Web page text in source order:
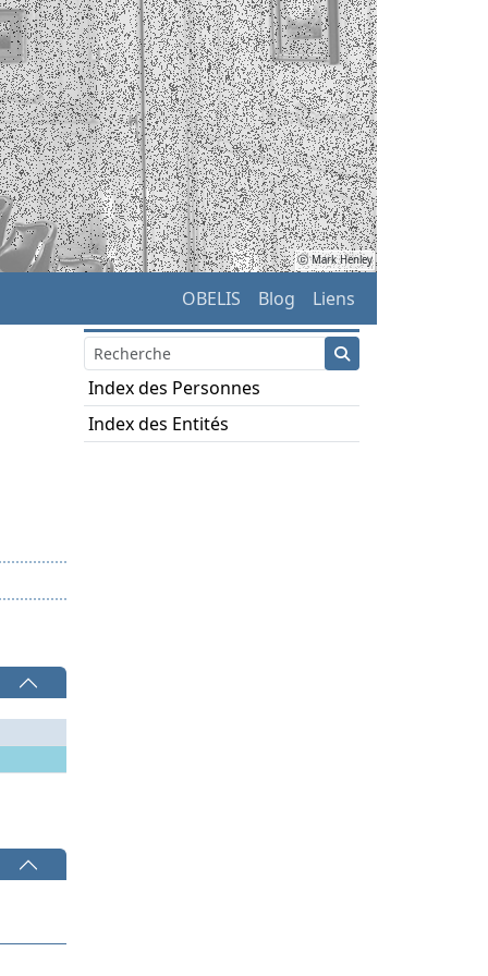
ⓒ Mark Henley
OBELIS Blog Liens
Index des Personnes
Index des Entités